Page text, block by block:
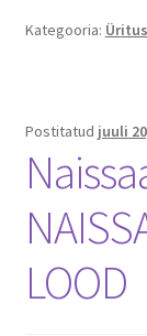
Kategooria:
Postitatud juuli
LOOD